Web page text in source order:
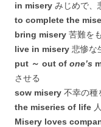
in misery みじめで、
to complete the
bring misery 苦難を
live in misery 悲惨な
put ～ out of one’s
させる
sow misery 不幸の種
the miseries of life
Misery loves